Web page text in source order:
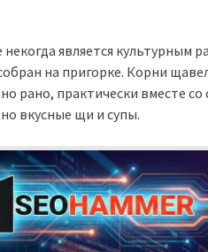
является культурным
на пригорке. Корни
рано, практически вместе
вкусные щи и супы.